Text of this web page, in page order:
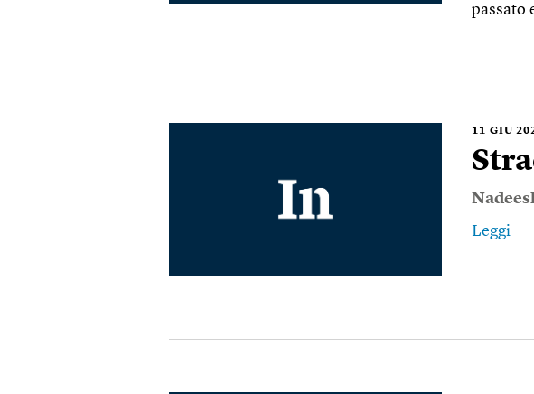
passato
11 GIU
Leggi